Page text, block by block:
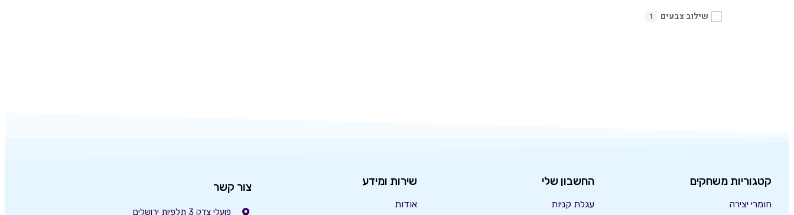
שילוב צבעים 1
קטגוריות משחקים
חומרי יצירה
החשבון שלי
עגלת קניות
שירות ומידע
אודות
צור קשר
פועלי צדק 3 תלפיות ירושלים